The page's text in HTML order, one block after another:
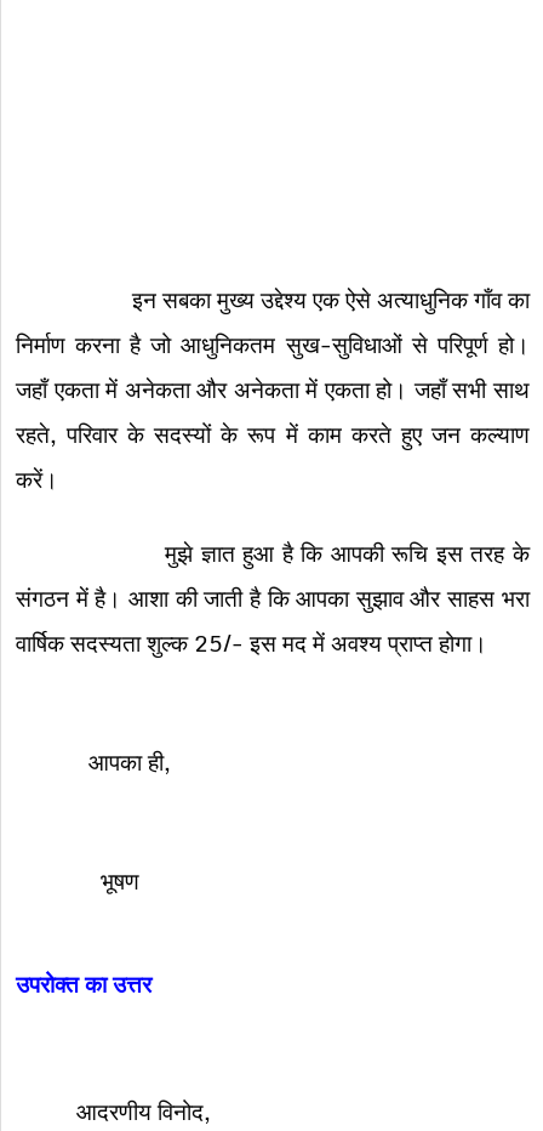
इन सबका मुख्य उद्देश्य एक ऐसे अत्याधुनिक गाँव का
निर्माण करना है जो आधुनिकतम सुख-सुविधाओं से परिपूर्ण हो।
जहाँ एकता में अनेकता और अनेकता में एकता हो। जहाँ सभी साथ
रहते, परिवार के सदस्यों के रूप में काम करते हुए जन कल्याण
करें।
मुझे ज्ञात हुआ है कि आपकी रूचि इस तरह के
संगठन में है। आशा की जाती है कि आपका सुझाव और साहस भरा
वार्षिक सदस्यता शुल्क 25/- इस मद में अवश्य प्राप्त होगा।
आपका ही,
भूषण
उपरोक्त का उत्तर
आदरणीय विनोद,